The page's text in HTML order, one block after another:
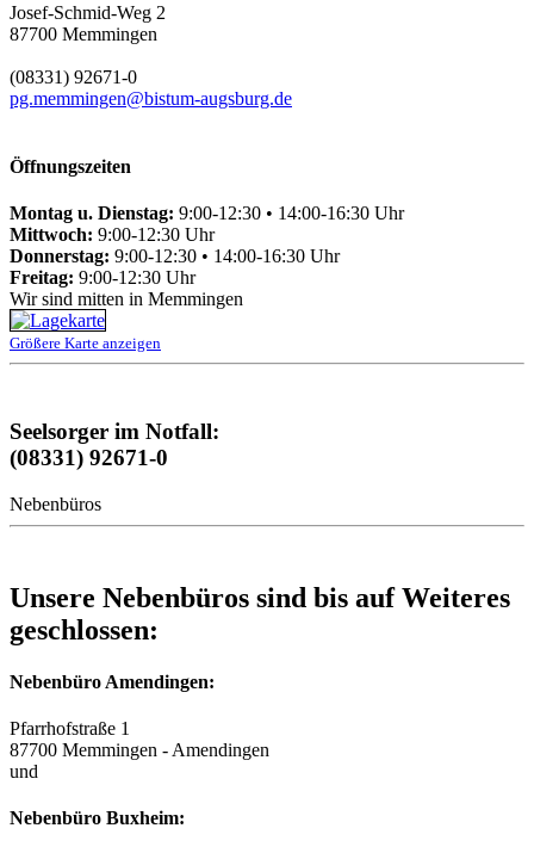
Josef-Schmid-Weg 2
87700 Memmingen
(08331) 92671-0
pg.memmingen@bistum-augsburg.de
Öffnungszeiten
Montag u. Dienstag: 9:00-12:30 • 14:00-16:30 Uhr
Mittwoch: 9:00-12:30 Uhr
Donnerstag: 9:00-12:30 • 14:00-16:30 Uhr
Freitag: 9:00-12:30 Uhr
Wir sind mitten in Memmingen
Größere Karte anzeigen
Seelsorger im Notfall:
(08331) 92671-0
Nebenbüros
Unsere Nebenbüros sind bis auf Weiteres
geschlossen:
Nebenbüro Amendingen:
Pfarrhofstraße 1
87700 Memmingen - Amendingen
und
Nebenbüro Buxheim: